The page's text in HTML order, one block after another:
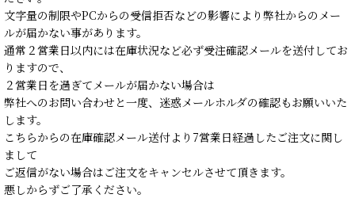
文字量の制限やPCからの受信拒否などの影響により弊社からのメー
ルが届かない事があります。
通常２営業日以内には在庫状況など必ず受注確認メールを送付してお
りますので、
２営業日を過ぎてメールが届かない場合は
弊社へのお問い合わせと一度、迷惑メールホルダの確認もお願いいた
します。
こちらからの在庫確認メール送付より7営業日経過したご注文に関し
まして
ご返信がない場合はご注文をキャンセルさせて頂きます。
悪しからずご了承ください。